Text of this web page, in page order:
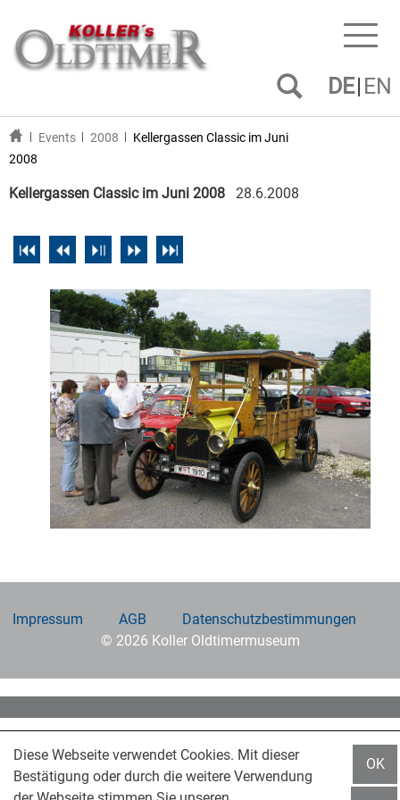
DE EN
Events 2008
Kellergassen Classic im Juni
2008
Kellergassen Classic im Juni 2008 28.6.2008
Impressum AGB
Datenschutzbestimmungen
© 2026 Koller Oldtimermuseum
Diese Webseite verwendet Cookies. Mit dieser
Bestätigung oder durch die weitere Verwendung
OK